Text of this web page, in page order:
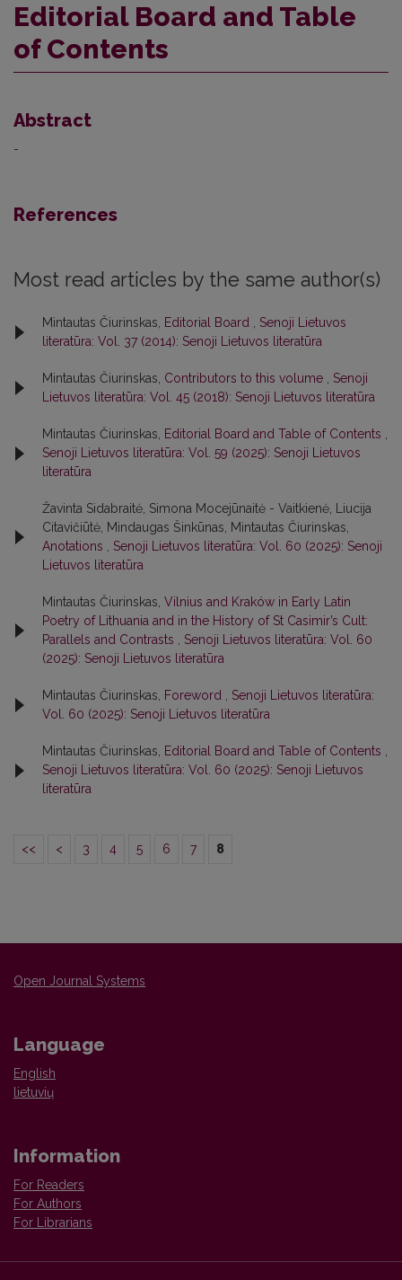
Editorial Board and Table
of Contents
Abstract
-
References
Most read articles by the same author(s)
Mintautas Čiurinskas, Editorial Board , Senoji Lietuvos
literatūra: Vol. 37 (2014): Senoji Lietuvos literatūra
Mintautas Čiurinskas, Contributors to this volume , Senoji
Lietuvos literatūra: Vol. 45 (2018): Senoji Lietuvos literatūra
Mintautas Čiurinskas, Editorial Board and Table of Contents ,
Senoji Lietuvos literatūra: Vol. 59 (2025): Senoji Lietuvos
literatūra
Žavinta Sidabraitė, Simona Mocejūnaitė - Vaitkienė, Liucija
Citavičiūtė, Mindaugas Šinkūnas, Mintautas Čiurinskas,
Anotations , Senoji Lietuvos literatūra: Vol. 60 (2025): Senoji
Lietuvos literatūra
Mintautas Čiurinskas, Vilnius and Kraków in Early Latin
Poetry of Lithuania and in the History of St Casimir’s Cult:
Parallels and Contrasts , Senoji Lietuvos literatūra: Vol. 60
(2025): Senoji Lietuvos literatūra
Mintautas Čiurinskas, Foreword , Senoji Lietuvos literatūra:
Vol. 60 (2025): Senoji Lietuvos literatūra
Mintautas Čiurinskas, Editorial Board and Table of Contents ,
Senoji Lietuvos literatūra: Vol. 60 (2025): Senoji Lietuvos
literatūra
<< < 3 4 5 6 7 8
Open Journal Systems
Language
English
lietuvių
Information
For Readers
For Authors
For Librarians